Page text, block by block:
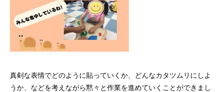
真剣な表情でどのように貼っていくか、どんなカタツムリにしよ
うか、などを考えながら黙々と作業を進めていくことができまし